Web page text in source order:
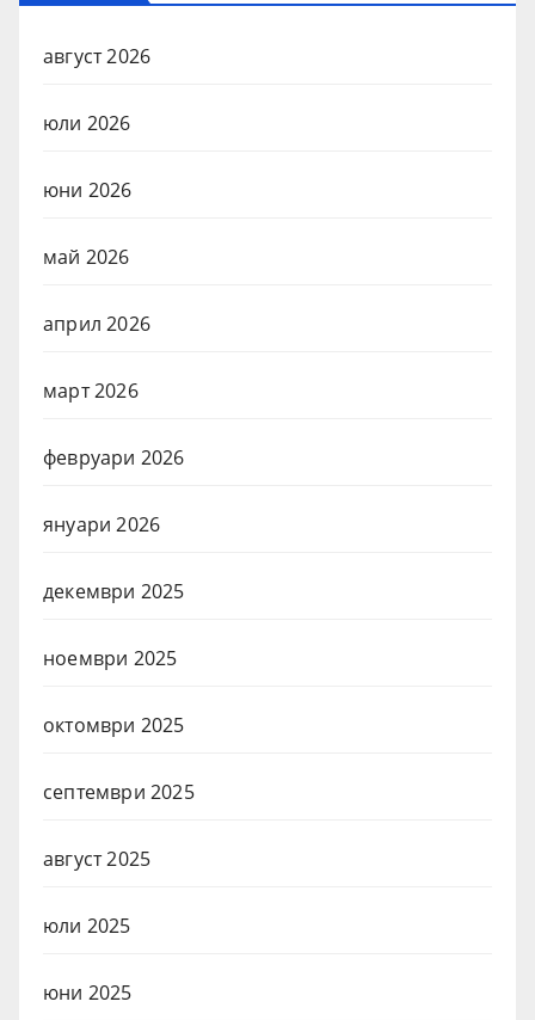
август 2026
юли 2026
юни 2026
май 2026
април 2026
март 2026
февруари 2026
януари 2026
декември 2025
ноември 2025
октомври 2025
септември 2025
август 2025
юли 2025
юни 2025